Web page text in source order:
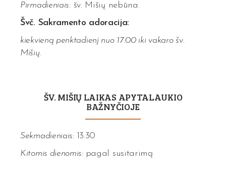
Pirmadieniais:šv. Mišių nebūna.
Švč. Sakramento adoracija:
kiekvieną penktadienį nuo 17:00 iki vakaro šv.
Mišių.
ŠV. MIŠIŲ LAIKAS APYTALAUKIO
BAŽNYČIOJE
Sekmadieniais: 13.30
Kitomis dienomis: pagal susitarimą